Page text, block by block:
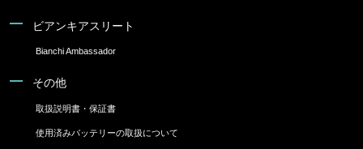
ビアンキアスリート
Bianchi Ambassador
その他
取扱説明書・保証書
使用済みバッテリーの取扱について